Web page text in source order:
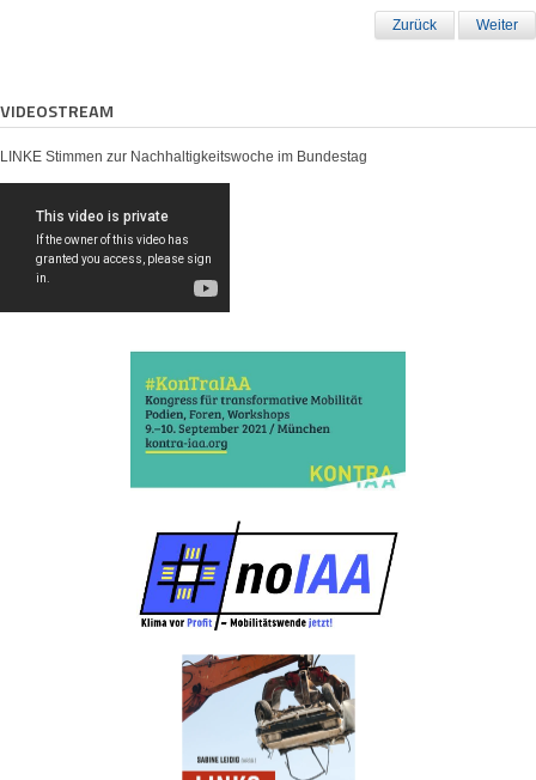
Zurück Weiter
VIDEOSTREAM
LINKE Stimmen zur Nachhaltigkeitswoche im Bundestag